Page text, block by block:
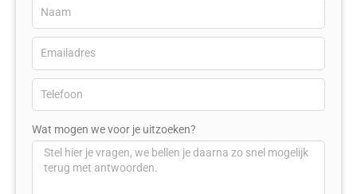
Wat mogen we voor je uitzoeken?